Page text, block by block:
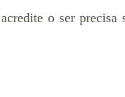
o ser precisa